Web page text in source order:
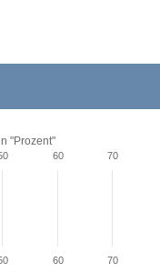
"Prozent"
60 70
60 70